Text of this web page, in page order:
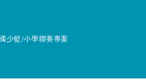
少籃/小學聯賽專案